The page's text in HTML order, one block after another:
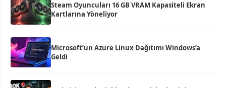
Steam Oyuncuları 16 GB VRAM Kapasiteli Ekran
Kartlarına Yöneliyor
Microsoft’un Azure Linux Dağıtımı Windows’a
Geldi